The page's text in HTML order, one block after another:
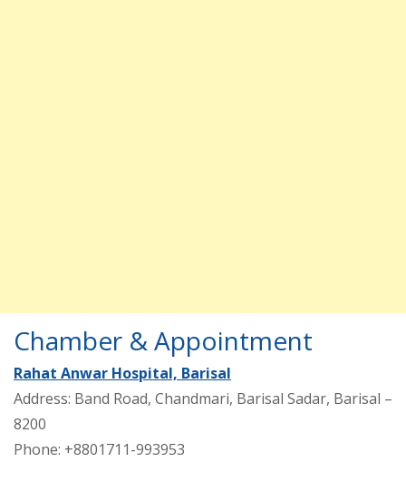
Chamber & Appointment
Rahat Anwar Hospital, Barisal
Address: Band Road, Chandmari, Barisal Sadar, Barisal –
8200
Phone: +8801711-993953